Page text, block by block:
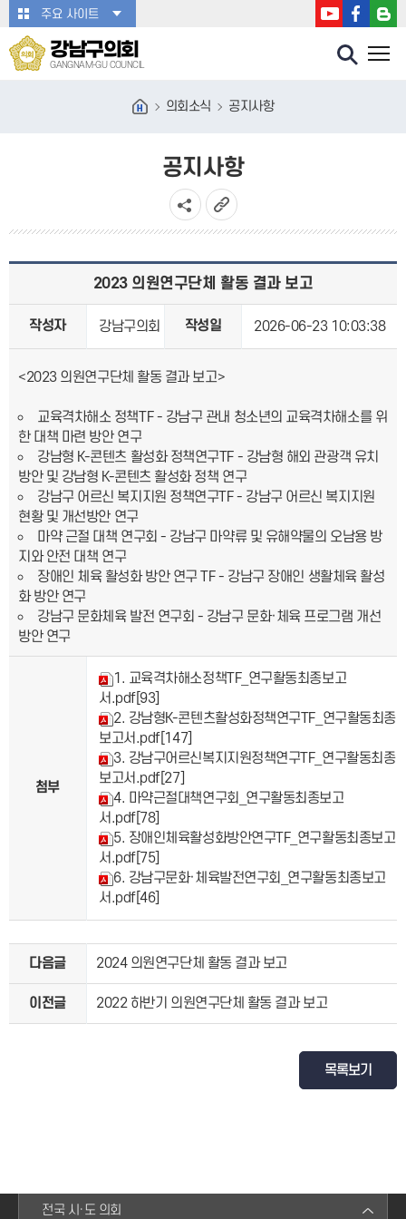
본문바로가기주요 사이트
강남구의회
GANGNAM-GU COUNCIL
의회소식 공지사항
공지사항
2023 의원연구단체 활동 결과 보고
작성자 강남구의회 작성일 2026-06-23 10:03:38
<2023 의원연구단체 활동 결과 보고>
교육격차해소 정책TF - 강남구 관내 청소년의 교육격차해소를 위
한 대책 마련 방안 연구
강남형 K-콘텐츠 활성화 정책연구TF - 강남형 해외 관광객 유치
방안 및 강남형 K-콘텐츠 활성화 정책 연구
강남구 어르신 복지지원 정책연구TF - 강남구 어르신 복지지원
현황 및 개선방안 연구
마약 근절 대책 연구회 - 강남구 마약류 및 유해약물의 오남용 방
지와 안전 대책 연구
장애인 체육 활성화 방안 연구 TF - 강남구 장애인 생활체육 활성
화 방안 연구
강남구 문화체육 발전 연구회 - 강남구 문화·체육 프로그램 개선
방안 연구
첨부
1. 교육격차해소정책TF_연구활동최종보고
서.pdf[93]
2. 강남형K-콘텐츠활성화정책연구TF_연구활동최종
보고서.pdf[147]
3. 강남구어르신복지지원정책연구TF_연구활동최종
보고서.pdf[27]
4. 마약근절대책연구회_연구활동최종보고
서.pdf[78]
5. 장애인체육활성화방안연구TF_연구활동최종보고
서.pdf[75]
6. 강남구문화·체육발전연구회_연구활동최종보고
서.pdf[46]
다음글 2024 의원연구단체 활동 결과 보고
이전글 2022 하반기 의원연구단체 활동 결과 보고
목록보기
전국 시·도 의회